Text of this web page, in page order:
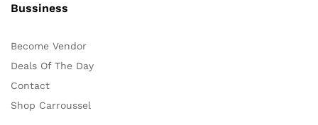
Bussiness
Become Vendor
Deals Of The Day
Contact
Shop Carroussel